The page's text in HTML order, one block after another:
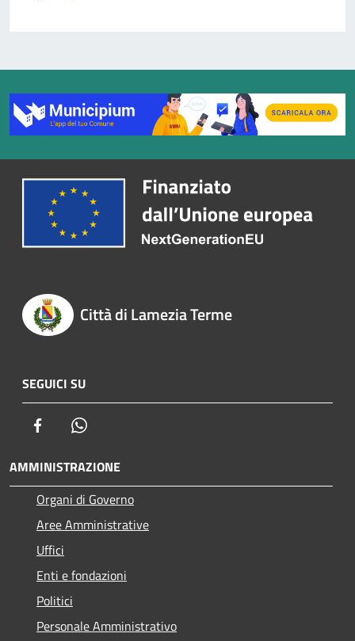
Città di Lamezia Terme
SEGUICI SU
Facebook
AMMINISTRAZIONE
Organi di Governo
Aree Amministrative
Uffici
Enti e fondazioni
Politici
Personale Amministrativo